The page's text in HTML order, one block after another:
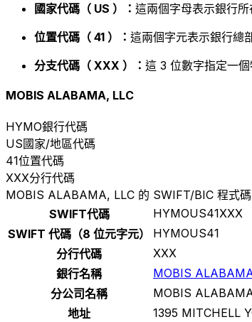
國家代碼（ US ）： 這兩個字母表示銀行所
位置代碼（ 41 ）： 這兩個字元表示銀行總
分支代碼（ XXX ）： 這 3 位數字指定一
MOBIS ALABAMA, LLC
HYMO銀行代碼
US國家/地區代碼
41位置代碼
XXX分行代碼
MOBIS ALABAMA, LLC 的 SWIFT/BIC 程式碼
SWIFT代碼
HYMOUS41XXX
SWIFT 代碼（8 位元字元）
HYMOUS41
分行代碼
XXX
銀行名稱
MOBIS
分公司名稱
MOBIS
地址
1395 MITCHELL